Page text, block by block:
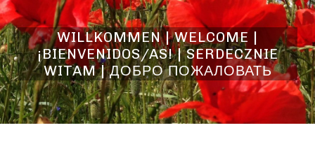
WILLKOMMEN | WELCOME |
¡BIENVENIDOS/AS! | SERDECZNIE
WITAM | ДОБРО ПОЖАЛОВАТЬ